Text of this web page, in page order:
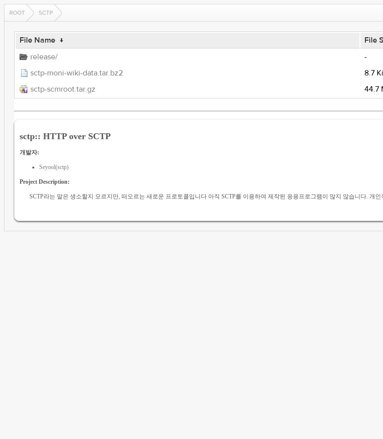
ROOT SCTP
File Name ↓ File
release/
-
sctp-moni-wiki-data.tar.bz2
8.7
sctp-scmroot.tar.gz
44.7
sctp:: HTTP over SCTP
개발자:
Seyool(sctp)
Project Description:
SCTP라는 말은 생소할지 모르지만, 떠오르는 새로운 프로토콜입니다 아직 SCTP를 이용하여 제작된 응용프로그램이 많지 않습니다. 개